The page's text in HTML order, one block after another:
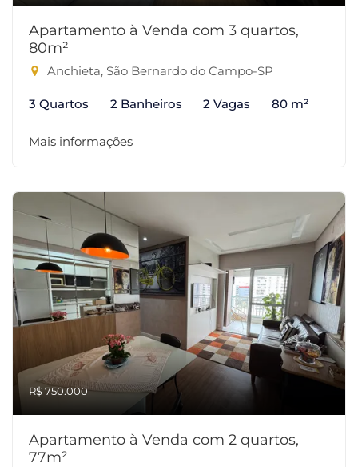
Apartamento à Venda com 3 quartos,
80m²
Anchieta, São Bernardo do Campo-SP
3 Quartos 2 Banheiros 2 Vagas 80 m²
Mais informações
R$ 750.000
Apartamento à Venda com 2 quartos,
77m²